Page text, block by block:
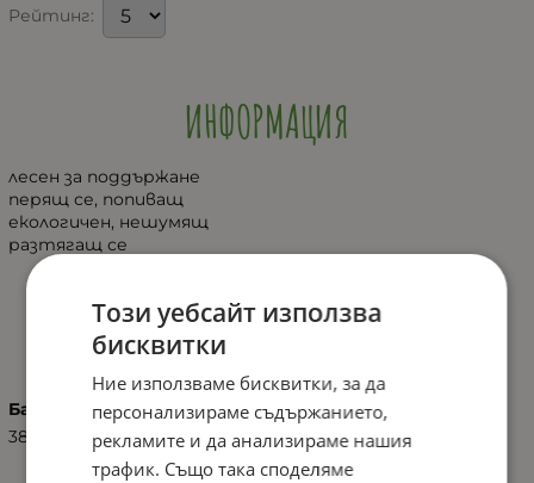
Рейтинг:
ИНФОРМАЦИЯ
лесен за поддържане
перящ се, попиващ
екологичен, нешумящ
разтягащ се
ХАРАКТЕРИСТИКИ
Баркод (ISBN, UPC, др.)
3800611060786
Този уебсайт използва
бисквитки
Ние използваме бисквитки, за да
персонализираме съдържанието,
рекламите и да анализираме нашия
трафик. Също така споделяме